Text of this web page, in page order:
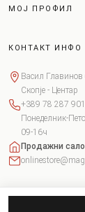
МОЈ ПРОФИЛ
КОНТАКТ ИНФО
Васил Главинов
Скопје - Центар
+389 78 287 901
Понеделник-
09-16ч
Продажни